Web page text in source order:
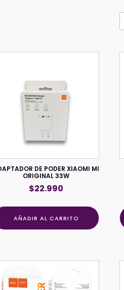
DE PODER XIAOMI MI
ORIGINAL 33W
$22.990
AÑADIR AL CARRITO